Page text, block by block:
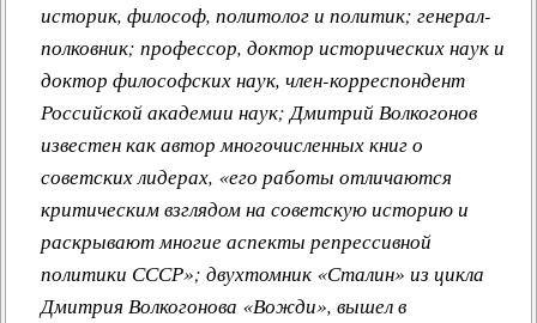
историк, философ, политолог и политик; генерал-
полковник; профессор, доктор исторических наук и
доктор философских наук, член-корреспондент
Российской академии наук; Дмитрий Волкогонов
известен как автор многочисленных книг о
советских лидерах, «его работы отличаются
критическим взглядом на советскую историю и
раскрывают многие аспекты репрессивной
политики СССР»; двухтомник «Сталин» из цикла
Дмитрия Волкогонова «Вожди», вышел в